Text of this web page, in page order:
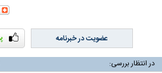
عضویت در خبرنامه
در انتظار بررسی: